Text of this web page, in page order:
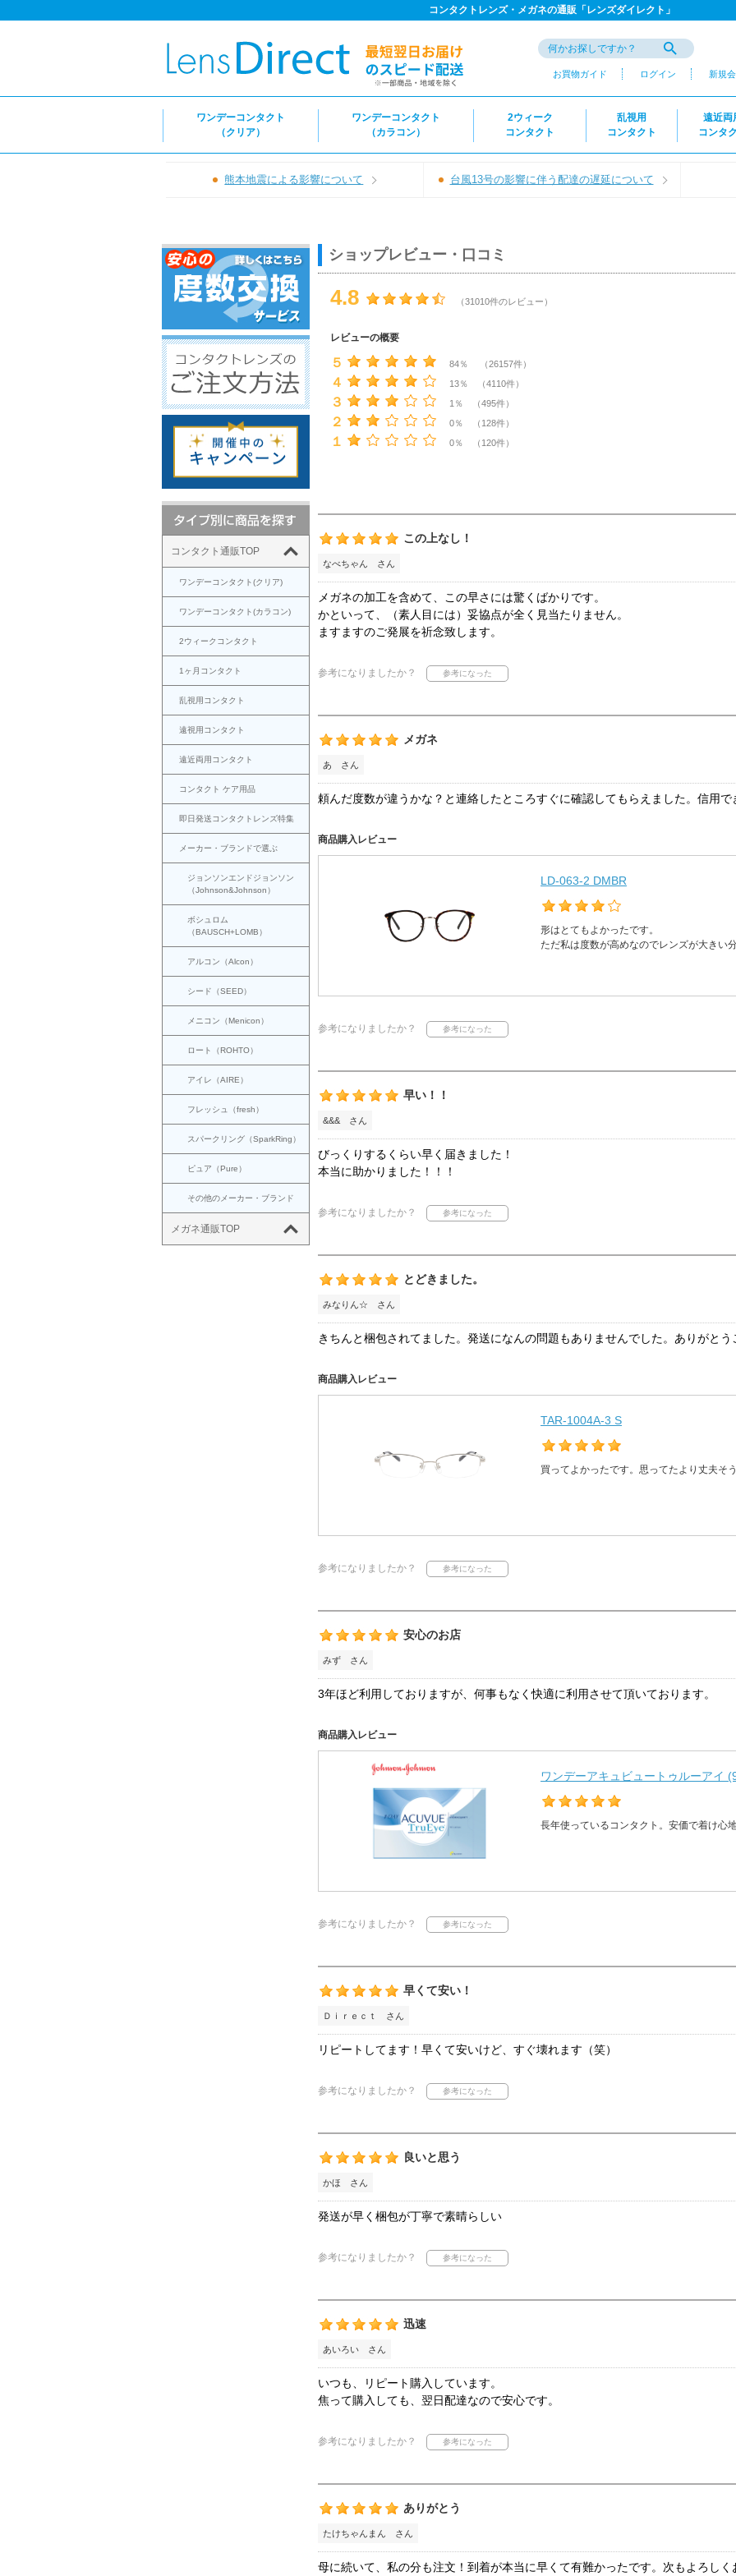
コンタクトレンズ・メガネの通販「レンズダイレクト」
お買物ガイド ログイン 新規
ワンデーコンタクト
（クリア）
ワンデーコンタクト
（カラコン）
2ウィーク
コンタクト
乱視用
コンタクト
遠近両
コンタ
熊本地震による影響について 台風13号の影響に伴う配達の遅延について
コンタクト通販TOP
ワンデーコンタクト(クリア)
ワンデーコンタクト(カラコン)
2ウィークコンタクト
1ヶ月コンタクト
乱視用コンタクト
遠視用コンタクト
遠近両用コンタクト
コンタクト ケア用品
即日発送コンタクトレンズ特集
メーカー・ブランドで選ぶ
ジョンソンエンドジョンソン
（Johnson&Johnson）
ボシュロム
（BAUSCH+LOMB）
アルコン（Alcon）
シード（SEED）
メニコン（Menicon）
ロート（ROHTO）
アイレ（AIRE）
フレッシュ（fresh）
スパークリング（SparkRing）
ピュア（Pure）
その他のメーカー・ブランド
メガネ通販TOP
ショップレビュー・口コミ
4.8 （31010件のレビュー）
レビューの概要
５ 84％ （26157件）
４ 13％ （4110件）
３ 1％ （495件）
２ 0％ （128件）
１ 0％ （120件）
この上なし！
なべちゃん さん
メガネの加工を含めて、この早さには驚くばかりです。
かといって、（素人目には）妥協点が全く見当たりません。
ますますのご発展を祈念致します。
参考になりましたか？
メガネ
あ さん
頼んだ度数が違うかな？と連絡したところすぐに確認してもらえました。信用で
商品購入レビュー
LD-063-2 DMBR
形はとてもよかったです。
ただ私は度数が高めなのでレンズが大きい
参考になりましたか？
早い！！
&&& さん
びっくりするくらい早く届きました！
本当に助かりました！！！
参考になりましたか？
とどきました。
みなりん☆ さん
きちんと梱包されてました。発送になんの問題もありませんでした。ありがとう
商品購入レビュー
TAR-1004A-3 S
買ってよかったです。思ってたより丈夫そ
参考になりましたか？
安心のお店
みず さん
3年ほど利用しておりますが、何事もなく快適に利用させて頂いております。
商品購入レビュー
ワンデーアキュビュートゥルーアイ
長年使っているコンタクト。安価で着け心
参考になりましたか？
早くて安い！
Ｄｉｒｅｃｔ さん
リピートしてます！早くて安いけど、すぐ壊れます（笑）
参考になりましたか？
良いと思う
かほ さん
発送が早く梱包が丁寧で素晴らしい
参考になりましたか？
迅速
あいろい さん
いつも、リピート購入しています。
焦って購入しても、翌日配達なので安心です。
参考になりましたか？
ありがとう
たけちゃんまん さん
母に続いて、私の分も注文！到着が本当に早くて有難かったです。次もよろしく